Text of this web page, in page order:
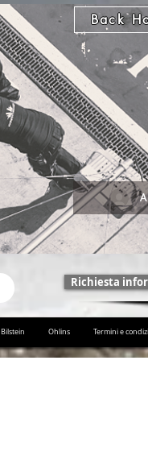
Back
Richiesta
Bilstein Ohlins Termini e